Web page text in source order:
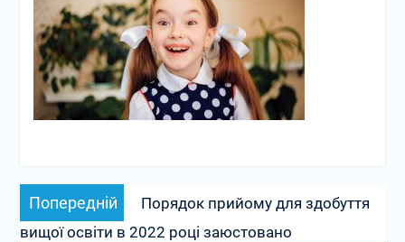
Навігація
записів
Попередній
запис:
Порядок прийому для здобуття
вищої освіти в 2022 році заюстовано